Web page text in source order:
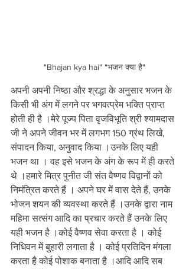
"Bhajan kya hai" "भजन क्या है"
अपनी अपनी निष्ठा और श्रद्धा के अनुसार भजन के
किसी भी अंग में लगने पर भगवत्प्रेम भक्ति प्राप्त
होती ही है ।मेरे पूज्य पिता वृजविभूति श्री श्यामदास
जी ने अपने जीवन भर में लगभग 150 ग्रंथ लिखे,
संपादन किया, अनुवाद किया ।उनके लिए यही
भजन था । वह इसे भजन के अंग के रूप में ही करते
थे ।हमारे मित्र पुनीत जी संत वैष्णव विद्वानों को
निमंत्रित करते हैं । अपने घर में वास देते हैं, उनके
भोजन शयन की व्यवस्था करते हैं ।उनके द्वारा नाम
महिमा सत्संग आदि का प्रचार करते हैं उनके लिए
यही भजन है ।कोई वैष्णव सेवा करता है । कोई
निधिवन में बुहारी लगाता है । कोई प्रतिदिन मंगला
करता है कोई पोशाक बनाता है ।आदि आदि सब